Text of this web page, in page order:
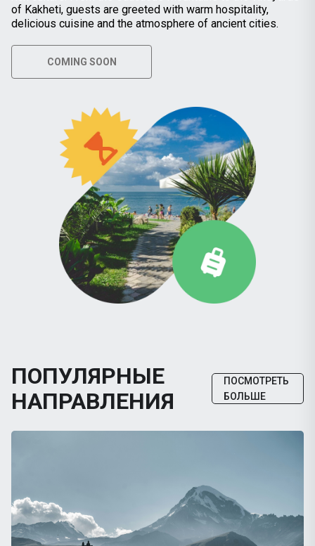
of Kakheti, guests are greeted with warm hospitality,
delicious cuisine and the atmosphere of ancient cities.
COMING SOON
ПОПУЛЯРНЫЕ
НАПРАВЛЕНИЯ
ПОСМОТРЕТЬ
БОЛЬШЕ